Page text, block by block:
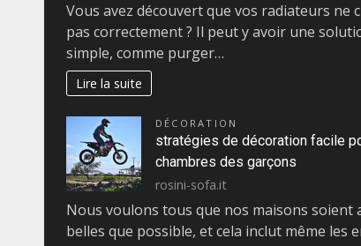
Vous avez découvert que vos radiateurs ne
pas correctement ? Il peut y avoir une
simple, comme purger…
Lire la suite
DÉCORATION
stratégies de décoration facile
chambres des garçons
rosini-sofa.it
Nous voulons tous que nos maisons soient
belles que possible, et cela inclut même les